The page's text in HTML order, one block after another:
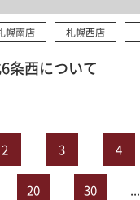
幌南店 札幌西店
条西について
2 3 4
20 30 ...